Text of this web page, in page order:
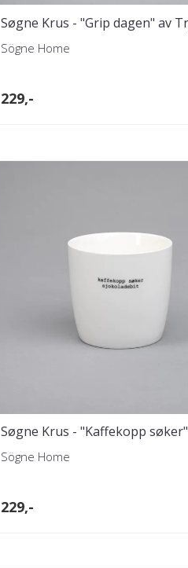
Søgne Krus - "Grip dagen" av
Skaug
Sögne Home
229,-
Søgne Krus - "Kaffekopp søker"
Sögne Home
229,-